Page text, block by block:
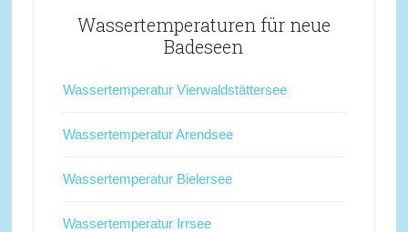
Wassertemperaturen für neue
Badeseen
Wassertemperatur Vierwaldstättersee
Wassertemperatur Arendsee
Wassertemperatur Bielersee
Wassertemperatur Irrsee